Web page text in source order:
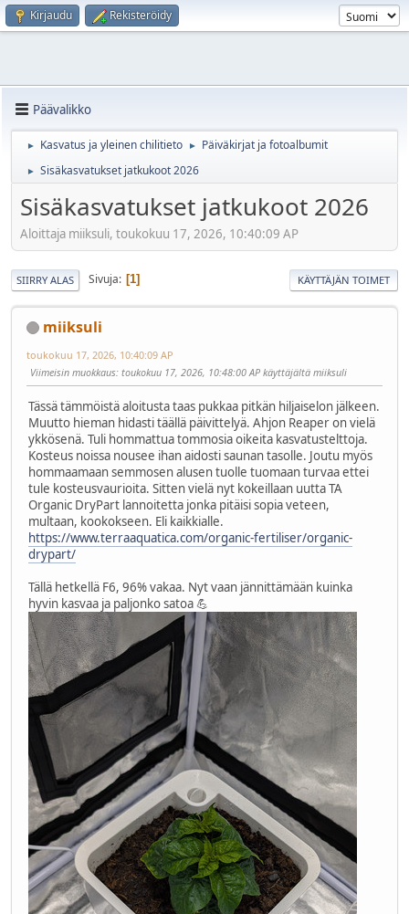
Kirjaudu Rekisteröidy
Päävalikko
► Kasvatus ja yleinen chilitieto ► Päiväkirjat ja fotoalbumit
► Sisäkasvatukset jatkukoot 2026
Sisäkasvatukset jatkukoot 2026
Aloittaja miiksuli, toukokuu 17, 2026, 10:40:09 AP
SIIRRY ALAS Sivuja 1 KÄYTTÄJÄN TOIMET
miiksuli
toukokuu 17, 2026, 10:40:09 AP
Viimeisin muokkaus: toukokuu 17, 2026, 10:48:00 AP käyttäjältä miiksuli
Tässä tämmöistä aloitusta taas pukkaa pitkän hiljaiselon jälkeen.
Muutto hieman hidasti täällä päivittelyä. Ahjon Reaper on vielä
ykkösenä. Tuli hommattua tommosia oikeita kasvatustelttoja.
Kosteus noissa nousee ihan aidosti saunan tasolle. Joutu myös
hommaamaan semmosen alusen tuolle tuomaan turvaa ettei
tule kosteusvaurioita. Sitten vielä nyt kokeillaan uutta TA
Organic DryPart lannoitetta jonka pitäisi sopia veteen,
multaan, kookokseen. Eli kaikkialle.
https://www.terraaquatica.com/organic-fertiliser/organic-
drypart/
Tällä hetkellä F6, 96% vakaa. Nyt vaan jännittämään kuinka
hyvin kasvaa ja paljonko satoa 💪